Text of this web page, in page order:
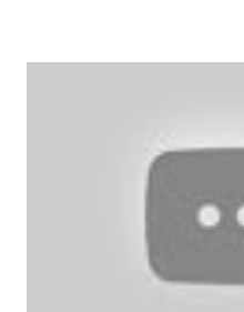
cualquier habitación y mirar
bastante surrealista de ver".
hombre de Utah
medio de protestas